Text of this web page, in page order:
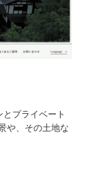
プライベート
や、その土地な